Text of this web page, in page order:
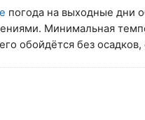
погода на выходные дни
Минимальная
обойдётся без